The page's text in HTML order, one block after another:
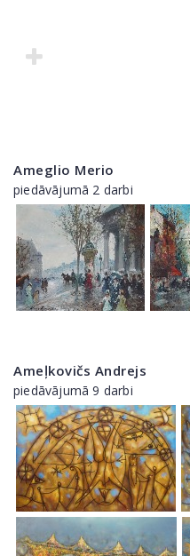
Ameglio Merio
piedāvājumā 2 darbi
Ameļkovičs Andrejs
piedāvājumā 9 darbi